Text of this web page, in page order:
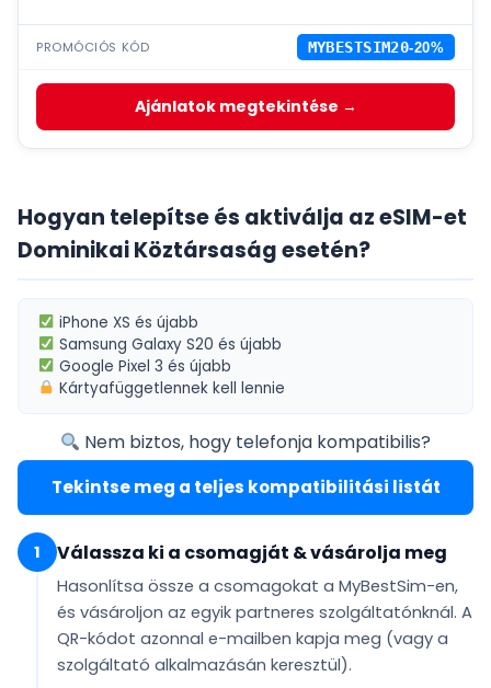
PROMÓCIÓS KÓD MYBESTSIM20-20%
Ajánlatok megtekintése →
Hogyan telepítse és aktiválja az eSIM-et
Dominikai Köztársaság esetén?
iPhone XS és újabb
Samsung Galaxy S20 és újabb
Google Pixel 3 és újabb
Kártyafüggetlennek kell lennie
Nem biztos, hogy telefonja kompatibilis?
Tekintse meg a teljes kompatibilitási listát
1 Válassza ki a csomagját & vásárolja meg
Hasonlítsa össze a csomagokat a MyBestSim-en,
és vásároljon az egyik partneres szolgáltatónknál. A
QR-kódot azonnal e-mailben kapja meg (vagy a
szolgáltató alkalmazásán keresztül).